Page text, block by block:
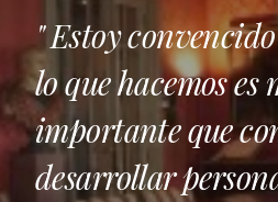
" Estoy
lo que hacemos es
importante que
desarrollar